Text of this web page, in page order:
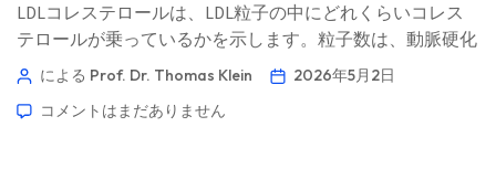
LDLコレステロールは、LDL粒子の中にどれくらいコレス
テロールが乗っているかを示します。粒子数は、動脈硬化
を促進する「車両」が道路上にどれくらいあるかを推定し
📅 2026年5月1日 📝 公開日：2026年5月1日 🩺 医学的監
による Prof. Dr. Thomas Klein
2026年5月2日
コメントはまだありません